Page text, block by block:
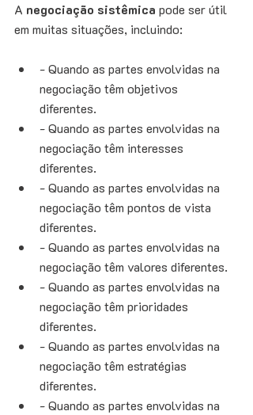
A negociação sistêmica pode ser útil
em muitas situações, incluindo:
- Quando as partes envolvidas na
negociação têm objetivos
diferentes.
- Quando as partes envolvidas na
negociação têm interesses
diferentes.
- Quando as partes envolvidas na
negociação têm pontos de vista
diferentes.
- Quando as partes envolvidas na
negociação têm valores diferentes.
- Quando as partes envolvidas na
negociação têm prioridades
diferentes.
- Quando as partes envolvidas na
negociação têm estratégias
diferentes.
- Quando as partes envolvidas na